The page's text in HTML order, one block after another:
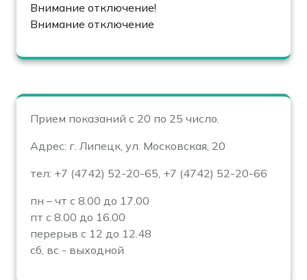
Внимание отключение!
Внимание отключение
Прием показаний с 20 по 25 число.
Адрес: г. Липецк, ул. Московская, 20
тел: +7 (4742) 52-20-65, +7 (4742) 52-20-66
пн – чт с 8.00 до 17.00
пт с 8.00 до 16.00
перерыв с 12 до 12.48
сб, вс - выходной